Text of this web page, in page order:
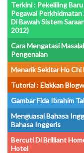
Terkini : Pekeliling
Pegawai
Di Bawah Sistem
2012)
Cara Mengatasi
Pengenalan
Menarik Sekitar Ho
Tutorial : Elakkan
Gambar Fida Ibrahim
Menguasai Bahasa
Bahasa Inggeris
Bercuti Di Brilliant
Hotel